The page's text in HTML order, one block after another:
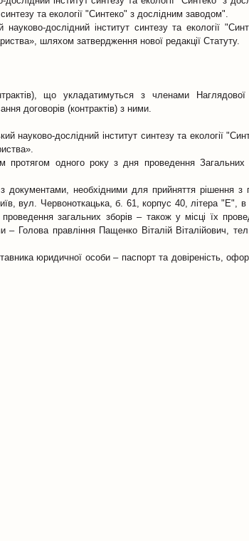
та екології "Синтеко" з дослідним заводом".
дослідний інститут синтезу та екології
шляхом затвердження нової редакції Статуту.
що укладатимуться з членами Наглядової
договорів (контрактів) з ними.
науково-дослідний інститут синтезу та екології
протягом одного року з дня проведення Загальних
документами, необхідними для прийняття рішення з
вул. Червоноткацька, б. 61, корпус 40, літера "Е", в
загальних зборів – також у місці їх
– Голова правління Пащенко Віталій Віталійович,
юридичної особи – паспорт та довіреність,